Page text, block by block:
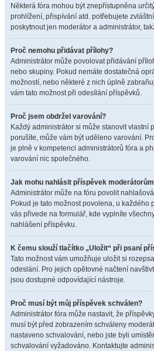
Některá fóra mohou být znepřístupněna
prohlížení, přispívání atd. potřebujete
poskytnout jen moderátor a administrátor,
Proč nemohu přidávat přílohy?
Administrátor může povolovat přidávání
nebo skupiny. Pokud nemáte dostatečná
možností, nebo některé z nich úplně
vám tato možnost při odesílání příspěvků.
Proč jsem obdržel varování?
Každý administrátor si může stanovit vlastní
porušíte, může vám být uděleno varování.
je plně v kompetenci administrátorů fóra a
varování nic společného.
Jak mohu nahlásit příspěvek
Administrátor může na fóru povolit
Pokud je tato možnost povolena, u každého
vás přivede na formulář, kde vyplníte
nahlášení příspěvku.
K čemu slouží tlačítko „Uložit“ při psaní
Tato možnost vám umožňuje uložit si
odeslání. Pro jejich opětovné načtení
jsou dostupné odpovídající nástroje.
Proč musí být můj příspěvek schválen?
Administrátor fóra může nastavit, že
musí být před zobrazením schváleny
nastaveno schvalování, nebo jste byli
schvalování vyžadováno. Kontaktujte